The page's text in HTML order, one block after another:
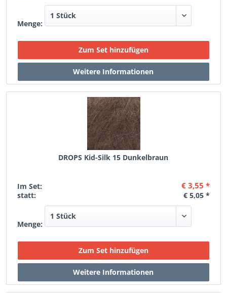
Menge:
DROPS Kid-Silk 15 Dunkelbraun
Im Set: € 3,55 *
statt: € 5,05 *
Menge: